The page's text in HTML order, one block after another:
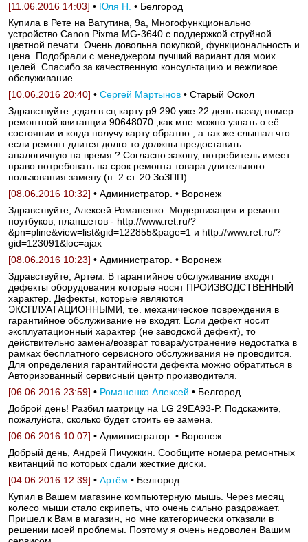
[11.06.2016 14:03] • Юля Н. • Белгород
Купила в Рете на Ватутина, 9а, Многофункционально
устройство Canon Pixma MG-3640 с поддержкой струйной
цветной печати. Очень довольна покупкой, функциональность и
цена. Подобрали с менеджером лучший вариант для моих
целей. Спасибо за качественную консультацию и вежливое
обслуживание.
[10.06.2016 20:40] • Сергей Мартынов • Старый Оскол
Здравствуйте ,сдал в сц карту р9 290 уже 22 день назад номер
ремонтной квитанции 90648070 ,как мне можно узнать о её
состоянии и когда получу карту обратно , а так же слышал что
если ремонт длится долго то должны предоставить
аналогичную на время ? Согласно закону, потребитель имеет
право потребовать на срок ремонта товара длительного
пользования замену (п. 2 ст. 20 ЗоЗПП).
[08.06.2016 10:32] • Администратор. • Воронеж
Здравствуйте, Алексей Романенко. Модернизация и ремонт
ноутбуков, планшетов - http://www.ret.ru/?
&pn=pline&view=list&gid=122855&page=1 и http://www.ret.ru/?
gid=123091&loc=ajax
[08.06.2016 10:23] • Администратор. • Воронеж
Здравствуйте, Артем. В гарантийное обслуживание входят
дефекты оборудования которые носят ПРОИЗВОДСТВЕННЫЙ
характер. Дефекты, которые являются
ЭКСПЛУАТАЦИОННЫМИ, т.е. механическое повреждения в
гарантийное обслуживание не входят. Если дефект носит
эксплуатационный характер (не заводской дефект), то
действительно замена/возврат товара/устранение недостатка в
рамках бесплатного сервисного обслуживания не проводится.
Для определения гарантийности дефекта можно обратиться в
Авторизованный сервисный центр производителя.
[06.06.2016 23:59] • Романенко Алексей • Белгород
Доброй день! Разбил матрицу на LG 29EA93-P. Подскажите,
пожалуйста, сколько будет стоить ее замена.
[06.06.2016 10:07] • Администратор. • Воронеж
Добрый день, Андрей Пичужкин. Сообщите номера ремонтных
квитанций по которых сдали жесткие диски.
[04.06.2016 12:39] • Артём • Белгород
Купил в Вашем магазине компьютерную мышь. Через месяц
колесо мыши стало скрипеть, что очень сильно раздражает.
Пришел к Вам в магазин, но мне категорически отказали в
решении моей проблемы. Поэтому я очень недоволен Вашим